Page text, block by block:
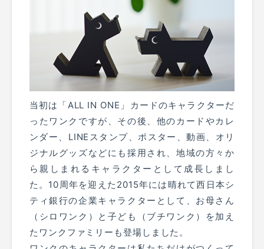
当初は「ALL IN ONE」カードのキャラクターだ
ったワンクですが、その後、他のカードやカレ
ンダー、LINEスタンプ、ポスター、動画、オリ
ジナルグッズなどにも採用され、地域の方々か
ら親しまれるキャラクターとして成長しまし
た。10周年を迎えた2015年には晴れて西日本シ
ティ銀行の企業キャラクターとして、お母さん
（シロワンク）と子ども（ブチワンク）を加え
たワンクファミリーも登場しました。